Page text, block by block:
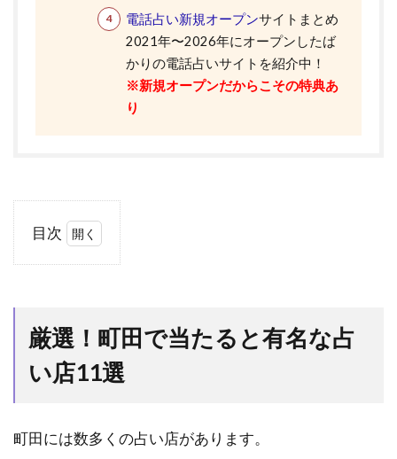
電話占い新規オープンサイトまとめ
2021年〜2026年にオープンしたば
かりの電話占いサイトを紹介中！
※新規オープンだからこその特典あ
り
目次
で当
たる
と有
店
11
厳選！町田で当たると有名な占
い店11選
町田には数多くの占い店があります。